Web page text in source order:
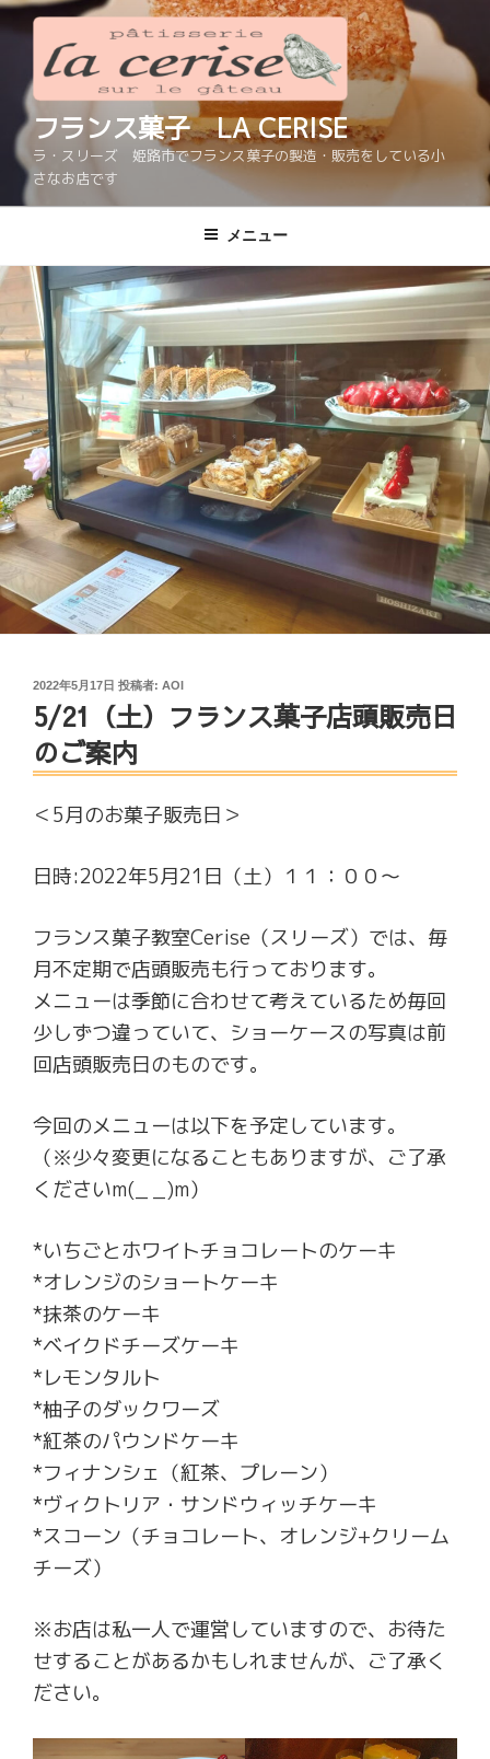
コ
へ
フランス菓子 LA CERISE
ラ・スリーズ 姫路市でフランス菓子の製造・販売をしている小
さなお店です
メニュー
投
稿
日:
2022年5月17日 投稿者: AOI
5/21（土）フランス菓子店頭販売日
のご案内
＜5月のお菓子販売日＞
日時:2022年5月21日（土）１１：００～
フランス菓子教室Cerise（スリーズ）では、毎
月不定期で店頭販売も行っております。
メニューは季節に合わせて考えているため毎回
少しずつ違っていて、ショーケースの写真は前
回店頭販売日のものです。
今回のメニューは以下を予定しています。
（※少々変更になることもありますが、ご了承
くださいm(_ _)m）
*いちごとホワイトチョコレートのケーキ
*オレンジのショートケーキ
*抹茶のケーキ
*ベイクドチーズケーキ
*レモンタルト
*柚子のダックワーズ
*紅茶のパウンドケーキ
*フィナンシェ（紅茶、プレーン）
*ヴィクトリア・サンドウィッチケーキ
*スコーン（チョコレート、オレンジ+クリーム
チーズ）
※お店は私一人で運営していますので、お待た
せすることがあるかもしれませんが、ご了承く
ださい。